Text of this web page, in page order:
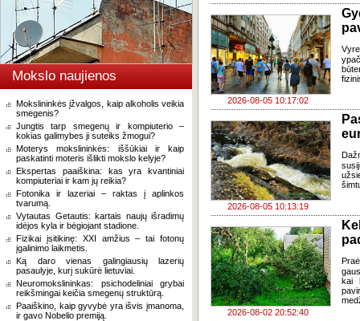
Mokslo naujienos
Mokslininkės įžvalgos, kaip alkoholis veikia
smegenis?
Jungtis tarp smegenų ir kompiuterio –
kokias galimybes ji suteiks žmogui?
Moterys mokslininkės: iššūkiai ir kaip
paskatinti moteris išlikti mokslo kelyje?
Ekspertas paaiškina: kas yra kvantiniai
kompiuteriai ir kam jų reikia?
Fotonika ir lazeriai – raktas į aplinkos
tvarumą.
Vytautas Getautis: kartais naujų išradimų
idėjos kyla ir bėgiojant stadione.
Fizikai įsitikinę: XXI amžius – tai fotonų
įgalinimo laikmetis.
Ką daro vienas galingiausių lazerių
pasaulyje, kurį sukūrė lietuviai.
Neuromokslininkas: psichodeliniai grybai
reikšmingai keičia smegenų struktūrą.
Paaiškino, kaip gyvybė yra išvis įmanoma,
ir gavo Nobelio premiją.
2026-08-05 10:17:02
2026-08-05 10:13:19
2026-08-02 20:52:40
kai